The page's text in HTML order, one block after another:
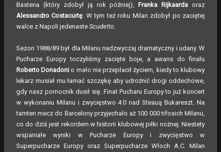
Bastena (który zdobył ją rok później), Franka Rijkaarda oraz
Alessandro Costacurtę . W tym też roku Milan zdobył po zaciętej
walce z Napoli jedenaste Scudetto
Sezon 1988/89 był dla Milanu nadzwyczaj dramatyczny i udany. W
Pucharze Europy toczyliśmy zacięte boje, a awans do finału
Roberto Donadoni o mało nie przepłacił życiem, kiedy to klubowy
lekarz musiał mu łamać szczękę aby udrożnić drogi oddechowe,
gdy nasz pomocnik dusił się. Finał Pucharu Europy to już koncert
w wykonaniu Milanu i zwycięstwo 4:0 nad Steauą Bukareszt. Na
tamten mecz do Barcelony przyjechało aż 100 000 tifosich Milanu,
co do dziś jest rekordem w historii klubowej piłki nożnej. Niestety
wspaniałe wyniki w Pucharze Europy i zwycięstwo w
Superpucharze Europy oraz Superpucharze Włoch A.C. Milan